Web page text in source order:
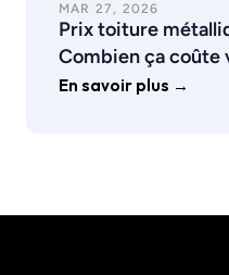
MAR 27, 2026
Prix toiture
Combien ça coûte
En savoir plus →